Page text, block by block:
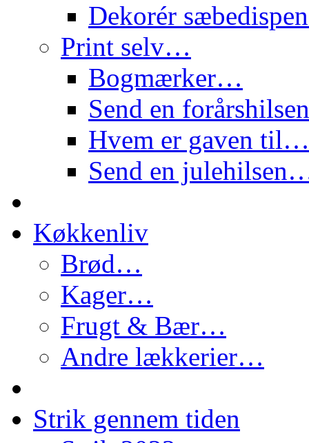
Dekorér
Print selv…
Bogmærker…
Send en
Hvem er gaven til…
Send en
Køkkenliv
Brød…
Kager…
Frugt & Bær…
Andre lækkerier…
Strik gennem tiden